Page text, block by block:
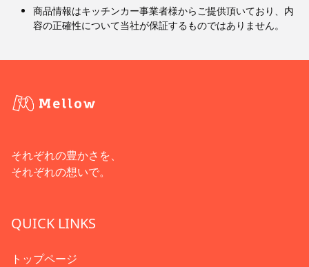
商品情報はキッチンカー事業者様からご提供頂いており、内
容の正確性について当社が保証するものではありません。
それぞれの豊かさを、
それぞれの想いで。
QUICK LINKS
トップページ